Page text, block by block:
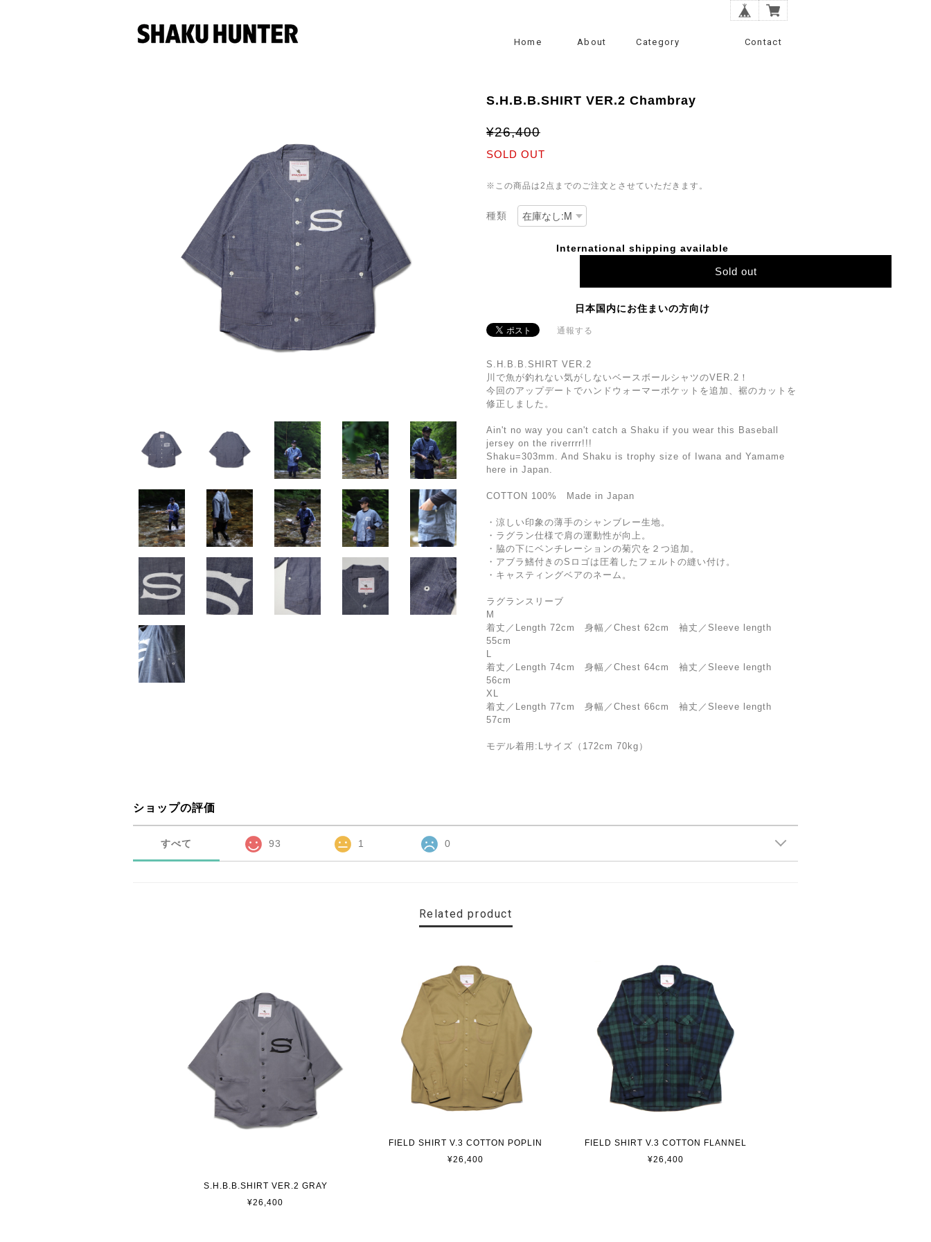
Home About Category Contact
S.H.B.B.SHIRT VER.2 Chambray
¥26,400
SOLD OUT
※この商品は2点までのご注文とさせていただきます。
種類
International shipping available
Sold out
日本国内にお住まいの方向け
通報する
S.H.B.B.SHIRT VER.2
川で魚が釣れない気がしないベースボールシャツのVER.2！
今回のアップデートでハンドウォーマーポケットを追加、裾のカットを
修正しました。
Ain't no way you can't catch a Shaku if you wear this Baseball
jersey on the riverrrr!!!
Shaku=303mm. And Shaku is trophy size of Iwana and Yamame
here in Japan.
COTTON 100% Made in Japan
・涼しい印象の薄手のシャンブレー生地。
・ラグラン仕様で肩の運動性が向上。
・脇の下にベンチレーションの菊穴を２つ追加。
・アブラ鰭付きのSロゴは圧着したフェルトの縫い付け。
・キャスティングベアのネーム。
ラグランスリーブ
M
着丈／Length 72cm 身幅／Chest 62cm 袖丈／Sleeve length
55cm
L
着丈／Length 74cm 身幅／Chest 64cm 袖丈／Sleeve length
56cm
XL
着丈／Length 77cm 身幅／Chest 66cm 袖丈／Sleeve length
57cm
モデル着用:Lサイズ（172cm 70kg）
ショップの評価
すべて 93 1 0
Related product
S.H.B.B.SHIRT VER.2 GRAY
¥26,400
FIELD SHIRT V.3 COTTON POPLIN
¥26,400
FIELD SHIRT V.3 COTTON FLANNEL
¥26,400